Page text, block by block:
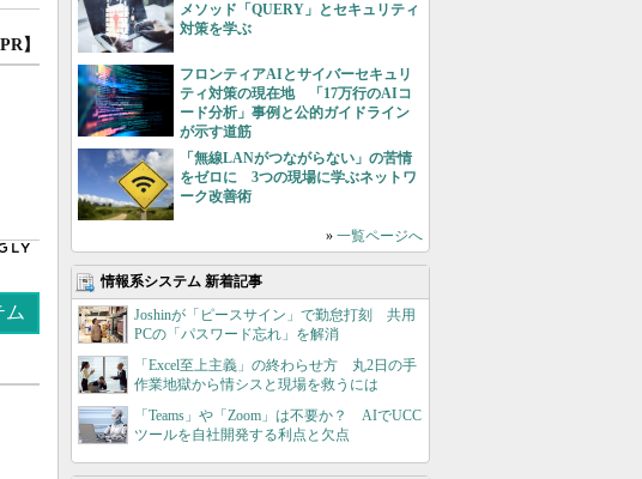
PR】
ム
メソッド「QUERY」とセキュリティ
対策を学ぶ
フロンティアAIとサイバーセキュリ
ティ対策の現在地 「17万行のAIコ
ード分析」事例と公的ガイドライン
が示す道筋
「無線LANがつながらない」の苦情
をゼロに 3つの現場に学ぶネットワ
ーク改善術
» 一覧ページへ
情報系システム 新着記事
Joshinが「ピースサイン」で勤怠打刻 共用
PCの「パスワード忘れ」を解消
「Excel至上主義」の終わらせ方 丸2日の手
作業地獄から情シスと現場を救うには
「Teams」や「Zoom」は不要か？ AIでUCC
ツールを自社開発する利点と欠点